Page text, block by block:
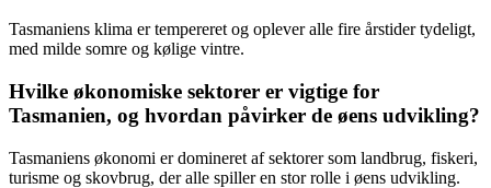
Tasmaniens klima er tempereret og oplever alle fire årstider tydeligt,
med milde somre og kølige vintre.
Hvilke økonomiske sektorer er vigtige for
Tasmanien, og hvordan påvirker de øens udvikling?
Tasmaniens økonomi er domineret af sektorer som landbrug, fiskeri,
turisme og skovbrug, der alle spiller en stor rolle i øens udvikling.